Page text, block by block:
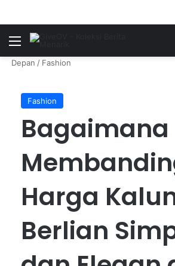
Menu
Depan / Fashion
Fashion
Bagaimana
Harga
Berlian